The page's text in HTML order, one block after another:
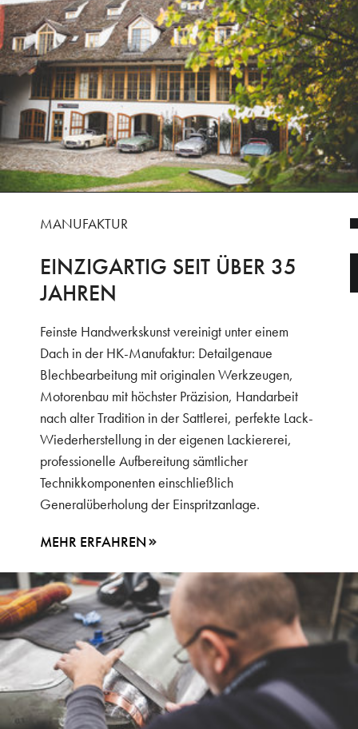
MANUFAKTUR
EINZIGARTIG SEIT ÜBER 35
JAHREN
Feinste Handwerkskunst vereinigt unter einem
Dach in der HK-Manufaktur: Detailgenaue
Blechbearbeitung mit originalen Werkzeugen,
Motorenbau mit höchster Präzision, Handarbeit
nach alter Tradition in der Sattlerei, perfekte Lack-
Wiederherstellung in der eigenen Lackiererei,
professionelle Aufbereitung sämtlicher
Technikkomponenten einschließlich
Generalüberholung der Einspritzanlage.
MEHR ERFAHREN